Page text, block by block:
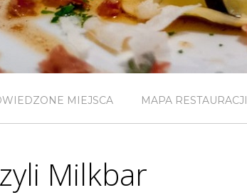
MIEJSCA MAPA RESTAURACJI
Milkbar